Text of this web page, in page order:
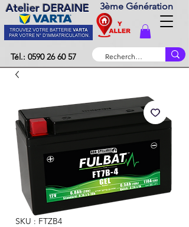
Atelier DERAINE 3ème Génération
Tél.: 0590 26 60 57
SKU : FTZB4